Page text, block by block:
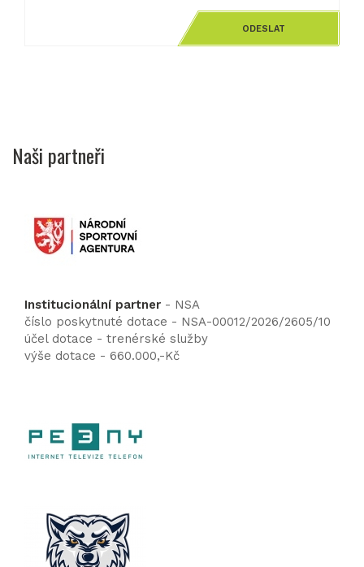
Naši partneři
Institucionální partner - NSA
číslo poskytnuté dotace - NSA-00012/2026/2605/10
účel dotace - trenérské služby
výše dotace - 660.000,-Kč